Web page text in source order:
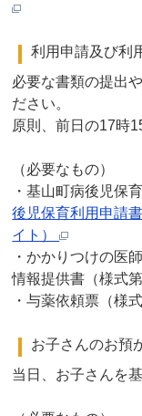
利用申請及び利
必要な書類の提出
ださい。
原則、前日の17時
（必要なもの）
・基山町病後児保
後児保育利用申請
イト）
・かかりつけの医
情報提供書（様式第
・与薬依頼票（様
お子さんのお預
当日、お子さんを